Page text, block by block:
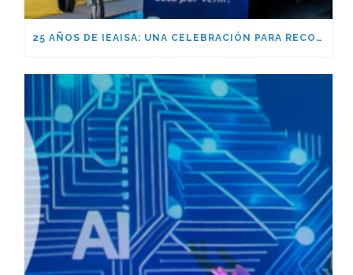
25 AÑOS DE IEAISA: UNA CELEBRACIÓN PARA RECORDAR